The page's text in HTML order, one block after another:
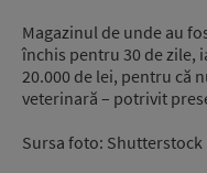
Magazinul de unde au
închis pentru 30 de zile,
20.000 de lei, pentru că
veterinară – potrivit
Sursa foto: Shutterstock